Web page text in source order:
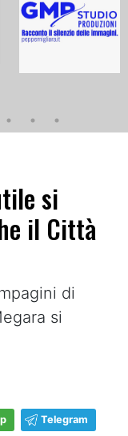
si
il Città
di
si
Telegram